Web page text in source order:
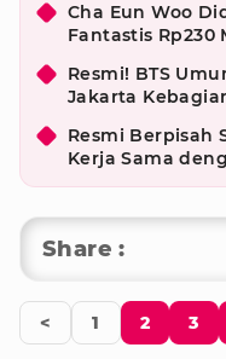
Cha Eun Woo
Fantastis Rp230
Resmi! BTS
Jakarta
Resmi Berpisah
Kerja Sama
Share :
< 1 2 3